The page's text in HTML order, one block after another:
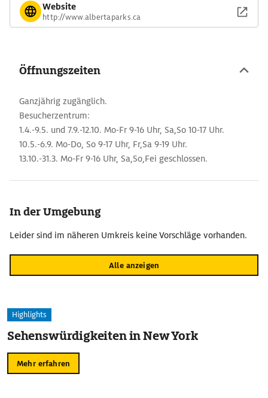
Website
http://www.albertaparks.ca
Öffnungszeiten
Ganzjährig zugänglich.
Besucherzentrum:
1.4.-9.5. und 7.9.-12.10. Mo-Fr 9-16 Uhr, Sa,So 10-17 Uhr.
10.5.-6.9. Mo-Do, So 9-17 Uhr, Fr,Sa 9-19 Uhr.
13.10.-31.3. Mo-Fr 9-16 Uhr, Sa,So,Fei geschlossen.
In der Umgebung
Leider sind im näheren Umkreis keine Vorschläge vorhanden.
Alle anzeigen
Highlights
Sehenswürdigkeiten in New York
Mehr erfahren